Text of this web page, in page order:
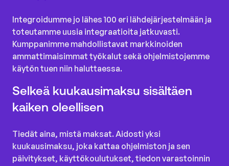
Integroidumme jo lähes 100 eri lähdejärjestelmään ja
toteutamme uusia integraatioita jatkuvasti.
Kumppanimme mahdollistavat markkinoiden
ammattimaisimmat työkalut sekä ohjelmistojemme
käytön tuen niin haluttaessa.
Selkeä kuukausimaksu sisältäen
kaiken oleellisen
Tiedät aina, mistä maksat. Aidosti yksi
kuukausimaksu, joka kattaa ohjelmiston ja sen
päivitykset, käyttökoulutukset, tiedon varastoinnin